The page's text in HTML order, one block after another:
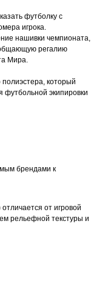
футболку с
игрока.
нашивки чемпионата,
регалию
Мира.
который
футбольной экипировки
брендами к
от игровой
рельефной текстуры и